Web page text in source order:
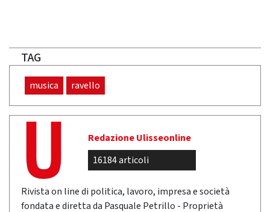
TAG
musica ravello
Redazione Ulisseonline
16184 articoli
Rivista on line di politica, lavoro, impresa e società
fondata e diretta da Pasquale Petrillo - Proprietà